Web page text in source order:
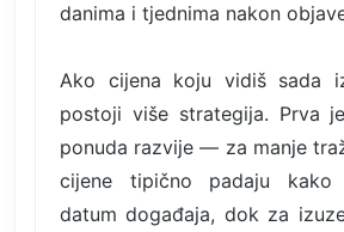
danima i tjednima nakon
Ako cijena koju vidiš sada
postoji više strategija. Prva
ponuda razvije — za manje
cijene tipično padaju kako
datum događaja, dok za